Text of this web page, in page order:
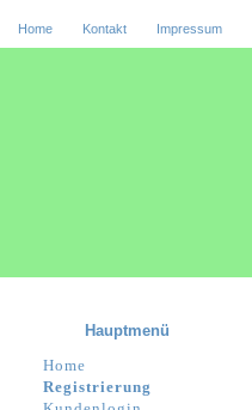
Home Kontakt Impressum
Hauptmenü
Home
Registrierung